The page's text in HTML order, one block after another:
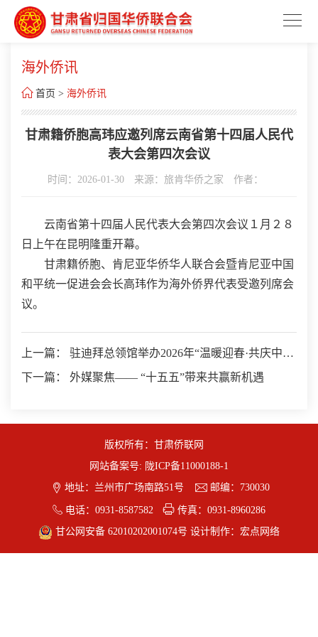
海外侨讯
 首页 > 海外侨讯
甘肃籍侨胞高玮应邀列席云南省第十四届人民代
表大会第四次会议
时间：2026-01-30 来源：旅肯华侨之家 作者：
云南省第十四届人民代表大会第四次会议１月２８
日上午在昆明隆重开幕。
甘肃籍侨胞、肯尼亚华侨华人联合会暨肯尼亚中国
和平统一促进会会长高玮作为海外侨界代表受邀列席会
议。
上一篇： 驻迪拜总领馆举办2026年“温暖迎春·共庆中国
年”新春暖心包发放启动仪式
下一篇： 外媒聚焦—— “十五五”带来共赢新机遇
版权所有：甘肃侨联网
网站备案号: 陇ICP备11000188-1
 地址：兰州市广场南路51号  邮编：730030
 电话：0931-8587582 传真：0931-8960286
甘公网安备 62010202001074号 设计制作： 宏点网络